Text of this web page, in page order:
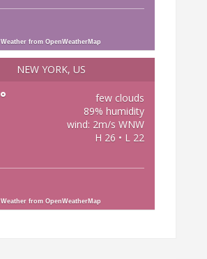
Weather from OpenWeatherMap
NEW YORK, US
°
few clouds
89% humidity
wind: 2m/s WNW
H 26 • L 22
Weather from OpenWeatherMap